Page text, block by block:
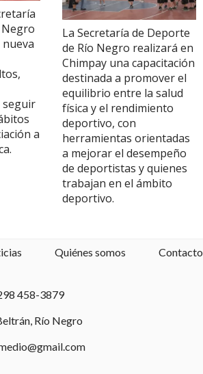
seguir
a
La Secretaría de Deporte
de Río Negro realizará en
Chimpay una capacitación
destinada a promover el
equilibrio entre la salud
física y el rendimiento
deportivo, con
herramientas orientadas
a mejorar el desempeño
de deportistas y quienes
trabajan en el ámbito
deportivo.
Quiénes somos Contacto
458-3879
Río Negro